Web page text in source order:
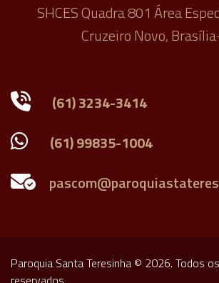
SHCES Quadra 801 Área
Cruzeiro Novo,
(61) 3234-3414
(61) 99835-1004
Paroquia Santa Teresinha © 2026. Todos